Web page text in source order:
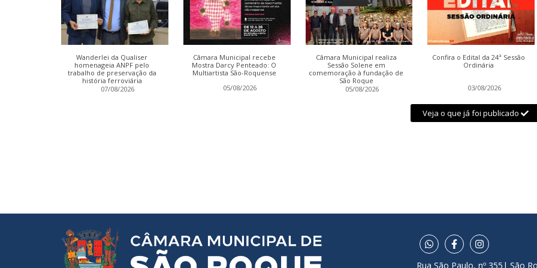
Wanderlei da Qualiser
homenageia ANPF pelo
trabalho de preservação da
história ferroviária
07/08/2026
Câmara Municipal recebe
Mostra Darcy Penteado: O
Multiartista São-Roquense
05/08/2026
Câmara Municipal realiza
Sessão Solene em
comemoração à fundação de
São Roque
05/08/2026
Confira o Edital da 24ª Sessão
Ordinária
03/08/2026
Veja o que já foi publicado
Rua São Paulo, nº 355| São